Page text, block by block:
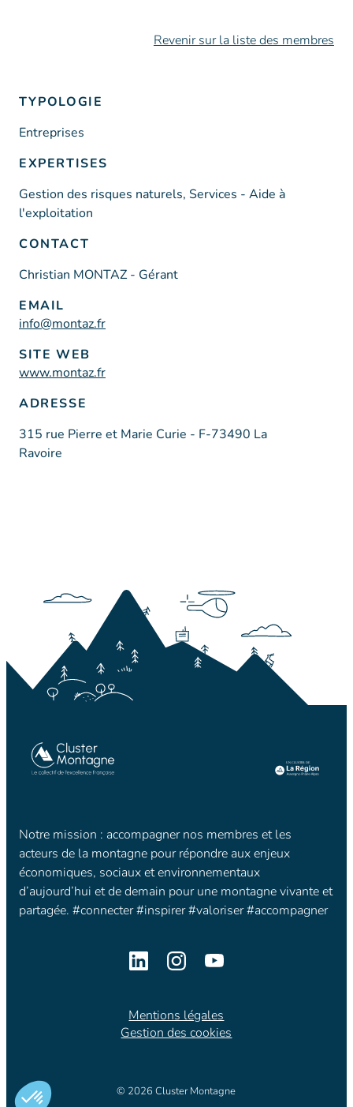
TYPOLOGIE
Entreprises
EXPERTISES
Gestion des risques naturels, Services - Aide à
l'exploitation
CONTACT
Christian MONTAZ - Gérant
EMAIL
info@montaz.fr
SITE WEB
www.montaz.fr
ADRESSE
315 rue Pierre et Marie Curie - F-73490 La
Ravoire
Revenir sur la liste des membres
Notre mission : accompagner nos membres et les
acteurs de la montagne pour répondre aux enjeux
économiques, sociaux et environnementaux
d’aujourd’hui et de demain pour une montagne vivante et
partagée. #connecter #inspirer #valoriser #accompagner
Mentions légales
Gestion des cookies
© 2026 Cluster Montagne